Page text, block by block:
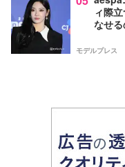
ィ際
なせ
モデルプレス